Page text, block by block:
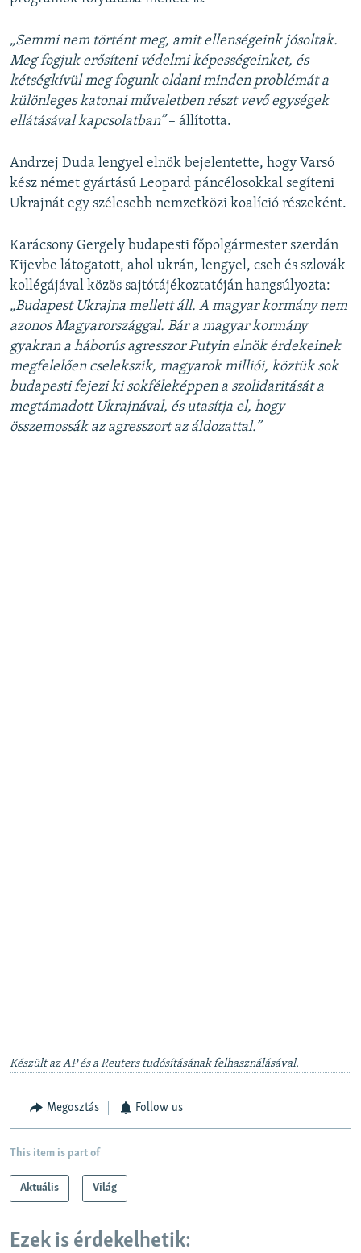
„Semmi nem történt meg, amit ellenségeink jósoltak.
Meg fogjuk erősíteni védelmi képességeinket, és
kétségkívül meg fogunk oldani minden problémát a
különleges katonai műveletben részt vevő egységek
ellátásával kapcsolatban”– állította.
Andrzej Duda lengyel elnök bejelentette, hogy Varsó
kész német gyártású Leopard páncélosokkal segíteni
Ukrajnát egy szélesebb nemzetközi koalíció részeként.
Karácsony Gergely budapesti főpolgármester szerdán
Kijevbe látogatott, ahol ukrán, lengyel, cseh és szlovák
kollégájával közös sajtótájékoztatóján hangsúlyozta:
„Budapest Ukrajna mellett áll. A magyar kormány nem
azonos Magyarországgal. Bár a magyar kormány
gyakran a háborús agresszor Putyin elnök érdekeinek
megfelelően cselekszik, magyarok milliói, köztük sok
budapesti fejezi ki sokféleképpen a szolidaritását a
megtámadott Ukrajnával, és utasítja el, hogy
összemossák az agresszort az áldozattal.”
Készült az AP és a Reuters tudósításának felhasználásával.
Megosztás Follow us
This item is part of
Aktuális Világ
Ezek is érdekelhetik: